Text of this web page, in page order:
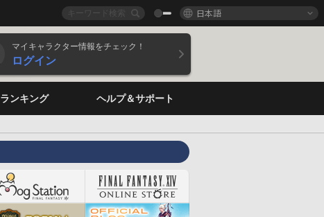
日本語
マイキャラクター情報をチェック！
ログイン
ランキング ヘルプ＆サポート